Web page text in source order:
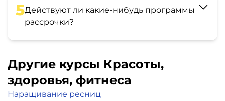
5Действуют ли какие-нибудь программы
рассрочки?
Другие курсы Красоты,
здоровья, фитнеса
Наращивание ресниц